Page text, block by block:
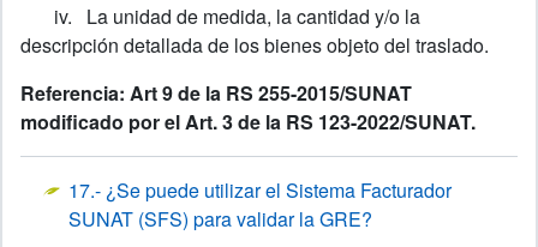
iv.
La unidad de medida, la cantidad y/o la
descripción detallada de los bienes objeto del traslado.
Referencia: Art 9 de la RS 255-2015/SUNAT
modificado por el Art. 3 de la RS 123-2022/SUNAT.
17.- ¿Se puede utilizar el Sistema Facturador
SUNAT (SFS) para validar la GRE?